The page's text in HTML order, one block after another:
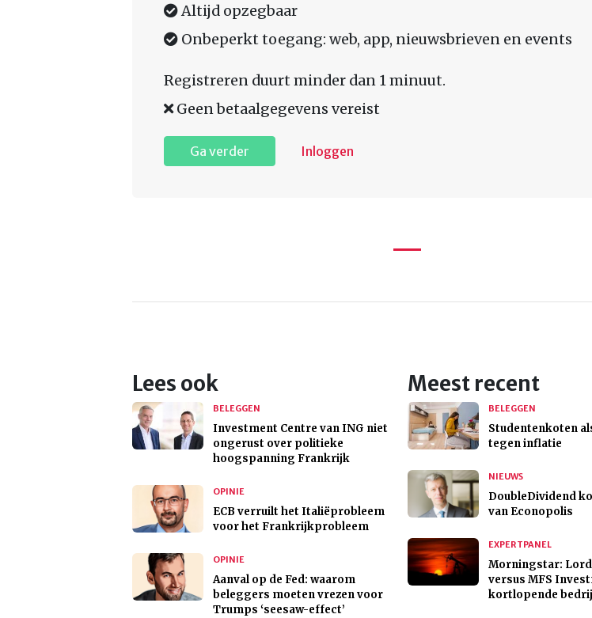
Altijd opzegbaar
Onbeperkt toegang: web, app, nieuwsbrieven en events
Registreren duurt minder dan 1 minuut.
Geen betaalgegevens vereist
Ga verder Inloggen
Lees ook
BELEGGEN
Investment Centre van ING niet
ongerust over politieke
hoogspanning Frankrijk
OPINIE
ECB verruilt het Italiëprobleem
voor het Frankrijkprobleem
OPINIE
Aanval op de Fed: waarom
beleggers moeten vrezen voor
Trumps ‘seesaw-effect’
Meest recent
BELEGGEN
Studentenkoten
tegen inflatie
NIEUWS
DoubleDividend
van Econopolis
EXPERTPANEL
Morningstar:
versus MFS
kortlopende